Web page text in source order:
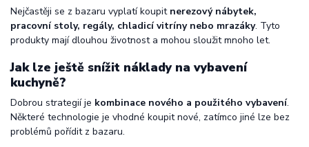
Nejčastěji se z bazaru vyplatí koupit nerezový nábytek,
pracovní stoly, regály, chladicí vitríny nebo mrazáky. Tyto
produkty mají dlouhou životnost a mohou sloužit mnoho let.
Jak lze ještě snížit náklady na vybavení
kuchyně?
Dobrou strategií je kombinace nového a použitého vybavení.
Některé technologie je vhodné koupit nové, zatímco jiné lze bez
problémů pořídit z bazaru.